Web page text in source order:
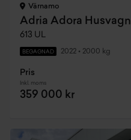
Värnamo
Adria Adora Husvagn
613 UL
BEGAGNAD 2022 • 2000 kg
Pris
Inkl. moms
359 000 kr